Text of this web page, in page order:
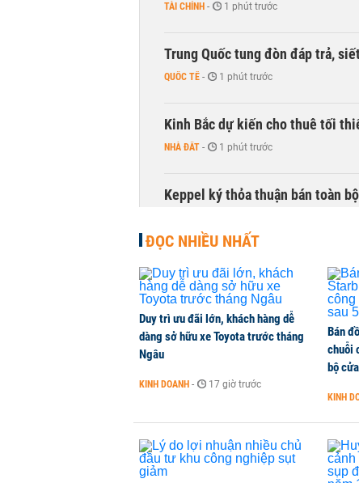
TÀI CHÍNH - 1 phút trước
Trung Quốc tung đòn đáp trả,
QUỐC TẾ - 1 phút trước
Kinh Bắc dự kiến cho thuê tối
NHÀ ĐẤT - 1 phút trước
Keppel ký thỏa thuận bán toàn
HoREA: Nghị quyết 21 có thể
NHÀ ĐẤT - 1 phút trước
Lãnh đạo Sabeco: Chi phí quảng
Hơn 2 tỷ đồng hỗ trợ người dân
THỜI SỰ 1 phút trước
ĐỌC NHIỀU NHẤT
Duy trì ưu đãi lớn, khách hàng dễ
dàng sở hữu xe Toyota trước tháng
Ngâu
KINH DOANH - 17 giờ trước
Bán
chuỗi
bộ
KINH